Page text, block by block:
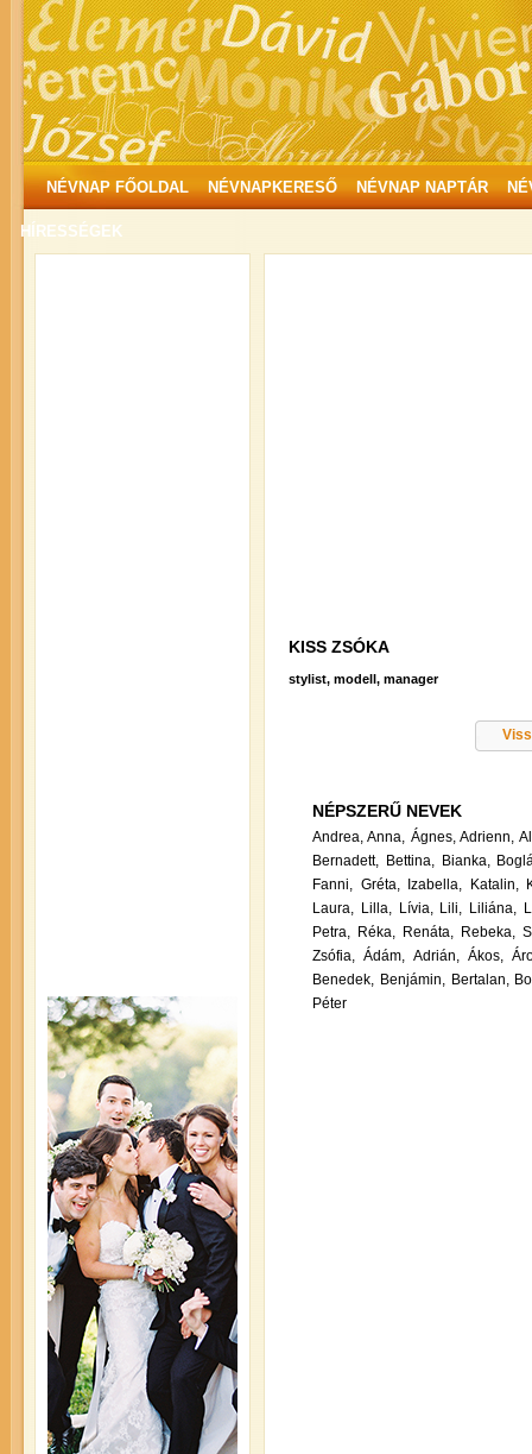
NÉVNAP FŐOLDAL NÉVNAPKERESŐ NÉVNAP NAPTÁR
HÍRESSÉGEK
KISS ZSÓKA
stylist, modell, manager
NÉPSZERŰ NEVEK
Andrea, Anna, Ágnes, Adrienn,
Bernadett, Bettina, Bianka,
Fanni, Gréta, Izabella, Katalin,
Laura, Lilla, Lívia, Lili, Liliána,
Petra, Réka, Renáta, Rebeka,
Zsófia, Ádám, Adrián, Ákos,
Benedek, Benjámin, Bertalan,
Péter